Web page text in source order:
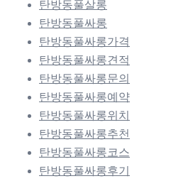
탄방동풀살롱
탄방동풀싸롱
탄방동풀싸롱가격
탄방동풀싸롱견적
탄방동풀싸롱문의
탄방동풀싸롱예약
탄방동풀싸롱위치
탄방동풀싸롱추천
탄방동풀싸롱코스
탄방동풀싸롱후기